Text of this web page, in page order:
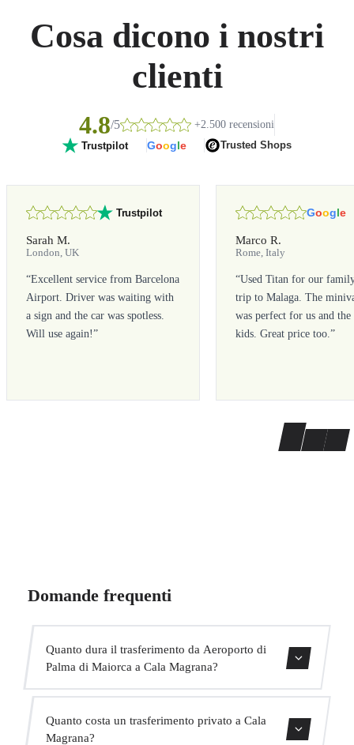
Cosa dicono i nostri
clienti
4.8/5 +2.500 recensioni
Trustpilot Google Trusted Shops
Trustpilot
Sarah M.
London, UK
“Excellent service from Barcelona
Airport. Driver was waiting with
a sign and the car was spotless.
Will use again!”
Google
Marco R.
Rome, Italy
“Used Titan for our
trip to Malaga. The
was perfect for us and the
kids. Great price too.”
Domande frequenti
Quanto dura il trasferimento da Aeroporto di
Palma di Maiorca a Cala Magrana?
Quanto costa un trasferimento privato a Cala
Magrana?